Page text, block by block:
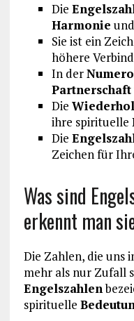
Die
Harmonie
Sie ist ein
höhere
In der
Partnerschaft
Die
ihre spirituelle
Die
Zeichen für
Was sind
erkennt man
Die Zahlen, die uns
mehr als nur Zufall
Engelszahlen
spirituelle